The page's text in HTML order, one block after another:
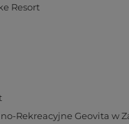
Resort
Rekreacyjne Geovita w